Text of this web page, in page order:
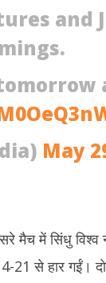
and
May
मैच में सिंधु विश्व
21 से हार गईं।